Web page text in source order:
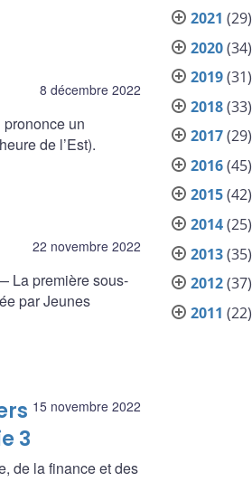
8 décembre 2022
un
de l’Est).
22 novembre 2022
La première sous-
par Jeunes
15 novembre 2022
3
de la finance et des
2021 (29)
2020(34)
2019(31)
2018(33)
2017(29)
2016(45)
2015(42)
2014(25)
2013(35)
2012(37)
2011 (22)